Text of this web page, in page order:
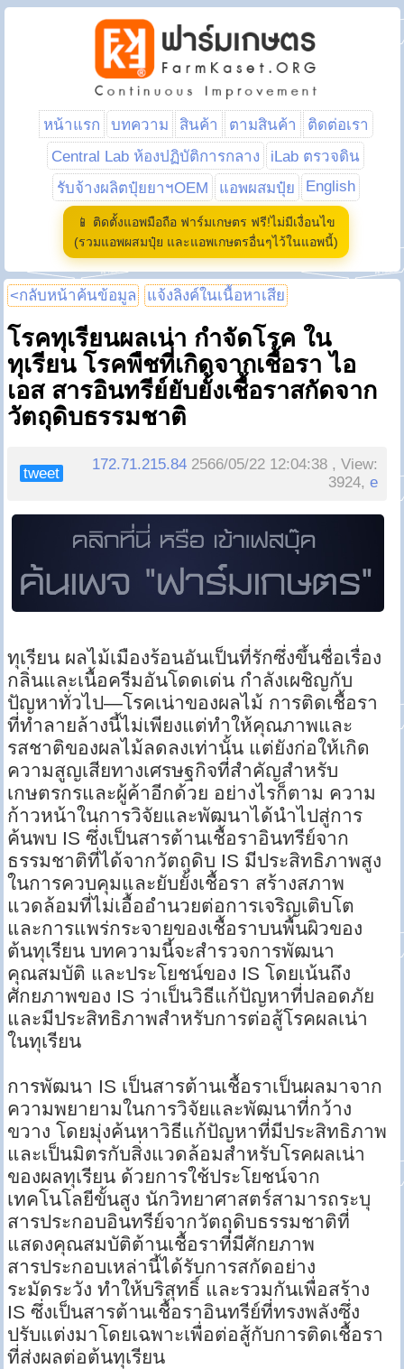
หน้าแรก บทความ สินค้า ตามสินค้า
ติดต่อเรา
Central Lab ห้องปฏิบัติการกลาง
iLab ตรวจดิน
รับจ้างผลิตปุ๋ยยาฯOEM
แอพผสมปุ๋ย English
📱 ติดตั้งแอพมือถือ ฟาร์มเกษตร ฟรี!ไม่มีเงื่อนไข
(รวมแอพผสมปุ๋ย และแอพเกษตรอื่นๆไว้ในแอพนี้)
<กลับหน้าค้นข้อมูล แจ้งลิงค์ในเนื้อหาเสีย
โรคทุเรียนผลเน่า กำจัดโรค ใน
ทุเรียน โรคพืชที่เกิดจากเชื้อรา ไอ
เอส สารอินทรีย์ยับยั้งเชื้อราสกัดจาก
วัตถุดิบธรรมชาติ
tweet
172.71.215.84 2566/05/22 12:04:38 , View:
3924,e
ทุเรียน ผลไม้เมืองร้อนอันเป็นที่รักซึ่งขึ้นชื่อเรื่อง
กลิ่นและเนื้อครีมอันโดดเด่น กำลังเผชิญกับ
ปัญหาทั่วไป—โรคเน่าของผลไม้ การติดเชื้อรา
ที่ทำลายล้างนี้ไม่เพียงแต่ทำให้คุณภาพและ
รสชาติของผลไม้ลดลงเท่านั้น แต่ยังก่อให้เกิด
ความสูญเสียทางเศรษฐกิจที่สำคัญสำหรับ
เกษตรกรและผู้ค้าอีกด้วย อย่างไรก็ตาม ความ
ก้าวหน้าในการวิจัยและพัฒนาได้นำไปสู่การ
ค้นพบ IS ซึ่งเป็นสารต้านเชื้อราอินทรีย์จาก
ธรรมชาติที่ได้จากวัตถุดิบ IS มีประสิทธิภาพสูง
ในการควบคุมและยับยั้งเชื้อรา สร้างสภาพ
แวดล้อมที่ไม่เอื้ออำนวยต่อการเจริญเติบโต
และการแพร่กระจายของเชื้อราบนพื้นผิวของ
ต้นทุเรียน บทความนี้จะสำรวจการพัฒนา
คุณสมบัติ และประโยชน์ของ IS โดยเน้นถึง
ศักยภาพของ IS ว่าเป็นวิธีแก้ปัญหาที่ปลอดภัย
และมีประสิทธิภาพสำหรับการต่อสู้โรคผลเน่า
ในทุเรียน
การพัฒนา IS เป็นสารต้านเชื้อราเป็นผลมาจาก
ความพยายามในการวิจัยและพัฒนาที่กว้าง
ขวาง โดยมุ่งค้นหาวิธีแก้ปัญหาที่มีประสิทธิภาพ
และเป็นมิตรกับสิ่งแวดล้อมสำหรับโรคผลเน่า
ของผลทุเรียน ด้วยการใช้ประโยชน์จาก
เทคโนโลยีขั้นสูง นักวิทยาศาสตร์สามารถระบุ
สารประกอบอินทรีย์จากวัตถุดิบธรรมชาติที่
แสดงคุณสมบัติต้านเชื้อราที่มีศักยภาพ
สารประกอบเหล่านี้ได้รับการสกัดอย่าง
ระมัดระวัง ทำให้บริสุทธิ์ และรวมกันเพื่อสร้าง
IS ซึ่งเป็นสารต้านเชื้อราอินทรีย์ที่ทรงพลังซึ่ง
ปรับแต่งมาโดยเฉพาะเพื่อต่อสู้กับการติดเชื้อรา
ที่ส่งผลต่อต้นทุเรียน